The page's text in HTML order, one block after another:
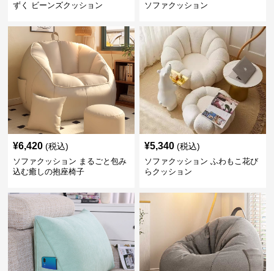
ずく ビーンズクッション
ソファクッション
¥6,420 (税込)
ソファクッション まるごと包み
込む癒しの抱座椅子
¥5,340 (税込)
ソファクッション ふわもこ花び
らクッション